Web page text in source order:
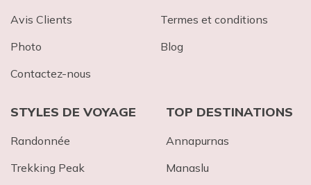
Avis Clients
Termes et conditions
Photo
Blog
Contactez-nous
STYLES DE VOYAGE
Randonnée
Trekking Peak
TOP DESTINATIONS
Annapurnas
Mana​slu